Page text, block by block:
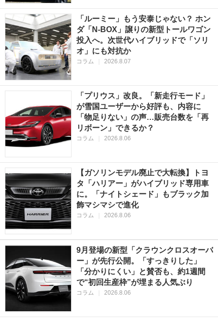
「ルーミー」もう安泰じゃない？ ホン
ダ「N-BOX」譲りの新型トールワゴン
投入へ。次世代ハイブリッドで「ソリ
オ」にも対抗か
コラム 2026.8.07
「プリウス」改良。「新走行モード」
が雪国ユーザーから好評も、内容に
「物足りない」の声…販売台数を「再
リボーン」できるか？
コラム 2026.8.06
【ガソリンモデル廃止で大転換】トヨ
タ「ハリアー」がハイブリッド専用車
に。「ナイトシェード」もブラック加
飾マシマシで進化
コラム 2026.8.06
9月登場の新型「クラウンクロスオーバ
ー」が先行公開。「すっきりした」
「分かりにくい」と賛否も、約1週間
で“初回生産枠”が埋まる人気ぶり
コラム 2026.8.06